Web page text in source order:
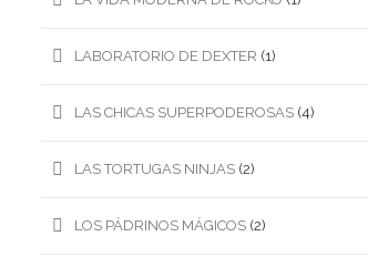
LABORATORIO DE DEXTER (1)
LAS CHICAS SUPERPODEROSAS (4)
LAS TORTUGAS NINJAS (2)
LOS PÁDRINOS MÁGICOS (2)